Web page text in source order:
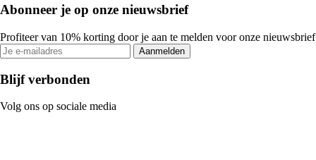
Abonneer je op onze nieuwsbrief
Profiteer van 10% korting door je aan te melden voor onze nieuwsbrief
Aanmelden
Blijf verbonden
Volg ons op sociale media